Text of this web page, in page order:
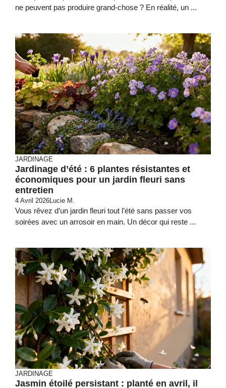
ne peuvent pas produire grand-chose ? En réalité, un ...
JARDINAGE
Jardinage d’été : 6 plantes résistantes et
économiques pour un jardin fleuri sans
entretien
4 Avril 2026Lucie M.
Vous rêvez d’un jardin fleuri tout l’été sans passer vos
soirées avec un arrosoir en main. Un décor qui reste ...
JARDINAGE
Jasmin étoilé persistant : planté en avril, il